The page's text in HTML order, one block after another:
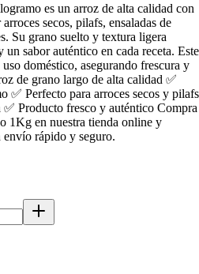
es un arroz de alta calidad con
secos, pilafs, ensaladas de
Su grano suelto y textura ligera
sabor auténtico en cada receta. Este
doméstico, asegurando frescura y
de grano largo de alta calidad ✅
✅ Perfecto para arroces secos y pilafs
Producto fresco y auténtico Compra
1Kg en nuestra tienda online y
rápido y seguro.